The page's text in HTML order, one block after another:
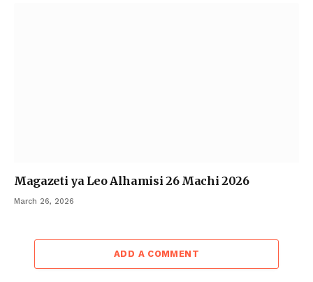
Magazeti ya Leo Alhamisi 26 Machi 2026
March 26, 2026
ADD A COMMENT